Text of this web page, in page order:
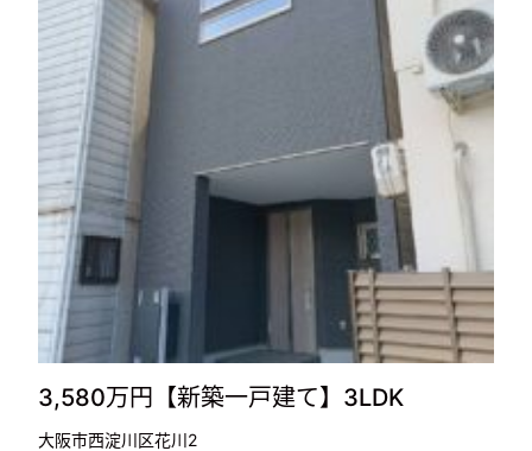
3,580万円【新築一戸建て】3LDK
大阪市西淀川区花川2